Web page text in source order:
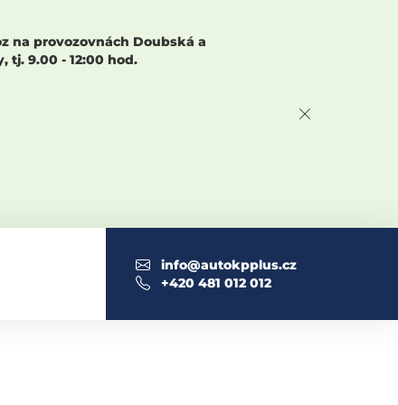
na provozovnách Doubská a
tj. 9.00 - 12:00 hod.
info@autokpplus.cz
+420 481 012 012